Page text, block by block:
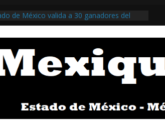
de México valida a 30 ganadores del
la Juventud 2026 / @delfinagomeza
la rehabilitación del zoológico del
/ @Adolfo_Cerqueda @GobNeza >>>
Carrasco reafirma compromiso municipal:
preeminencia estatal gracias a una
>>>
red de agua con rehabilitación de 36